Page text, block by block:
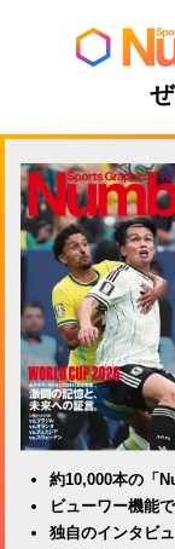
約10,000本の「
ビューワー機能
独自のインタビ